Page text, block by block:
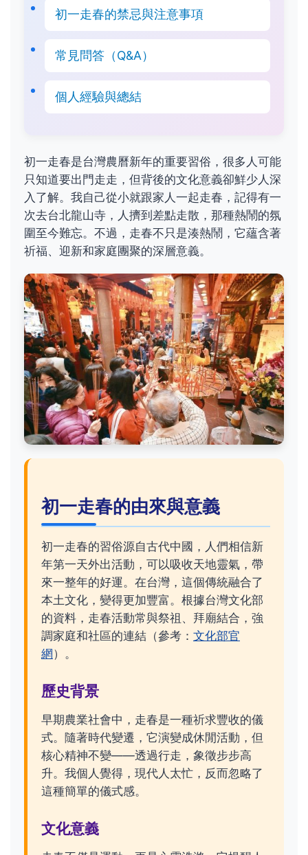
初一走春的禁忌與注意事項
常見問答（Q&A）
個人經驗與總結
初一走春是台灣農曆新年的重要習俗，很多人可能
只知道要出門走走，但背後的文化意義卻鮮少人深
入了解。我自己從小就跟家人一起走春，記得有一
次去台北龍山寺，人擠到差點走散，那種熱鬧的氛
圍至今難忘。不過，走春不只是湊熱鬧，它蘊含著
祈福、迎新和家庭團聚的深層意義。
初一走春的由來與意義
初一走春的習俗源自古代中國，人們相信新
年第一天外出活動，可以吸收天地靈氣，帶
來一整年的好運。在台灣，這個傳統融合了
本土文化，變得更加豐富。根據台灣文化部
的資料，走春活動常與祭祖、拜廟結合，強
調家庭和社區的連結（參考： 文化部官
網 ）。
歷史背景
早期農業社會中，走春是一種祈求豐收的儀
式。隨著時代變遷，它演變成休閒活動，但
核心精神不變——透過行走，象徵步步高
升。我個人覺得，現代人太忙，反而忽略了
這種簡單的儀式感。
文化意義